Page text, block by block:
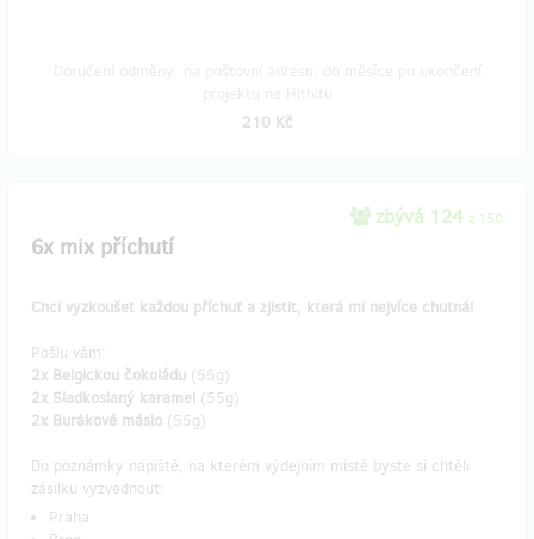
210 Kč
zbývá 124 z 150
6x mix příchutí
Chci vyzkoušet každou příchuť a zjistit, která mi nejvíce chutná!
Pošlu vám:
2x Belgickou čokoládu (55g)
2x Sladkoslaný karamel (55g)
2x Burákové máslo (55g)
Do poznámky napiště, na kterém výdejním místě byste si chtěli
zásilku vyzvednout:
Praha